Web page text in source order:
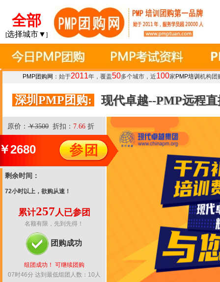
全部
[选择城市▼ ]
PMP团购网 ：始于2011年，覆盖50多个城市，近100家 PMP培训 机构团
深圳PMP团购: 现代卓越--PMP远程
原价： ￥3500 折扣： 7.66 折
2680
剩余时间：
72小时以上，欲购从速！
累计257人已参团
名额有限，先到先得！
团购成功
组团成功！ 可继续团购
07时46分 达到最低组团人数：10人